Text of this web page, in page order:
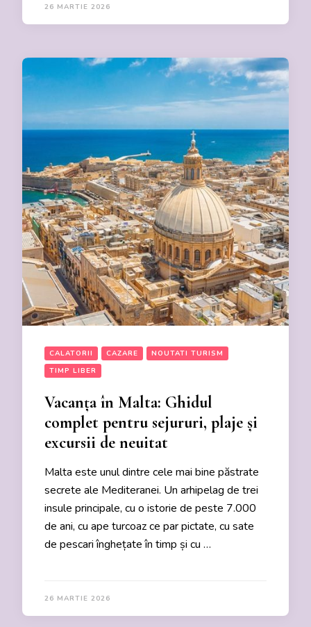
26 MARTIE 2026
CALATORII CAZARE
NOUTATI TURISM
TIMP LIBER
Vacanța în Malta: Ghidul
complet pentru sejururi, plaje și
excursii de neuitat
Malta este unul dintre cele mai bine păstrate
secrete ale Mediteranei. Un arhipelag de trei
insule principale, cu o istorie de peste 7.000
de ani, cu ape turcoaz ce par pictate, cu sate
de pescari înghețate în timp și cu …
26 MARTIE 2026